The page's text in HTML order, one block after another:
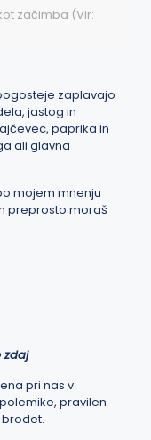
začimba (Vir:
zaplavajo
jastog in
paprika in
ali glavna
mojem mnenju
preprosto moraš
zdaj
pri nas v
pravilen